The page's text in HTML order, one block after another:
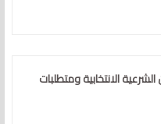
الانتخابية ومتطلبات